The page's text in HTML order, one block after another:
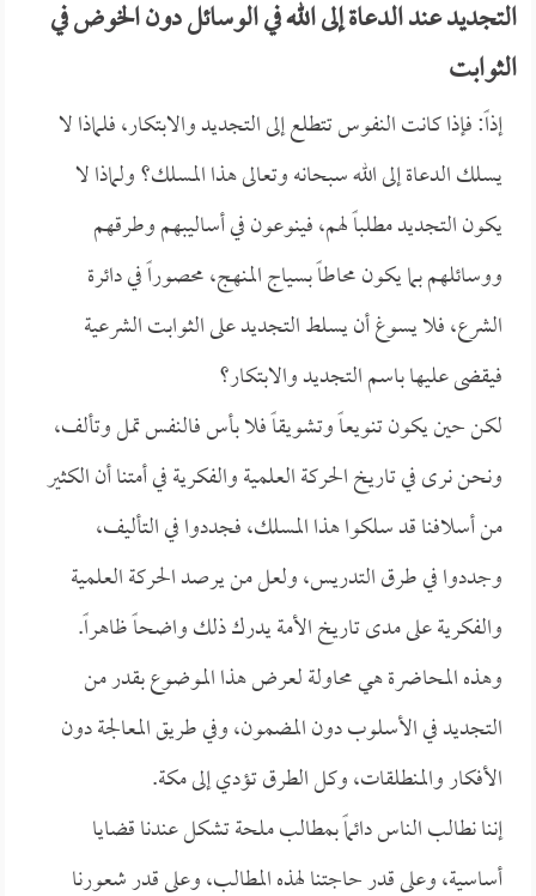
التجديد عند الدعاة إلى الله في الوسائل دون الخوض في
الثوابت
إذاً: فإذا كانت النفوس تتطلع إلى التجديد والابتكار، فلماذا لا
يسلك الدعاة إلى الله سبحانه وتعالى هذا المسلك؟ ولماذا لا
يكون التجديد مطلباً لهم، فينوعون في أساليبهم وطرقهم
ووسائلهم بما يكون محاطاً بسياج المنهج، محصوراً في دائرة
الشرع، فلا يسوغ أن يسلط التجديد على الثوابت الشرعية
فيقضى عليها باسم التجديد والابتكار؟
لكن حين يكون تنويعاً وتشويقاً فلا بأس فالنفس تمل وتألف،
ونحن نرى في تاريخ الحركة العلمية والفكرية في أمتنا أن الكثير
من أسلافنا قد سلكوا هذا المسلك، فجددوا في التأليف،
وجددوا في طرق التدريس، ولعل من يرصد الحركة العلمية
والفكرية على مدى تاريخ الأمة يدرك ذلك واضحاً ظاهراً.
وهذه المحاضرة هي محاولة لعرض هذا الموضوع بقدر من
التجديد في الأسلوب دون المضمون، وفي طريق المعالجة دون
الأفكار والمنطلقات، وكل الطرق تؤدي إلى مكة.
إننا نطالب الناس دائماً بمطالب ملحة تشكل عندنا قضايا
أساسية، وعلى قدر حاجتنا لهذه المطالب، وعلى قدر شعورنا